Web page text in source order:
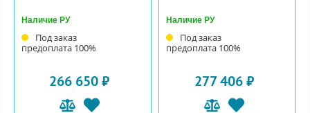
Наличие РУ
Под заказ
предоплата 100%
266 650 ₽
Наличие РУ
Под заказ
предоплата 100%
277 406 ₽